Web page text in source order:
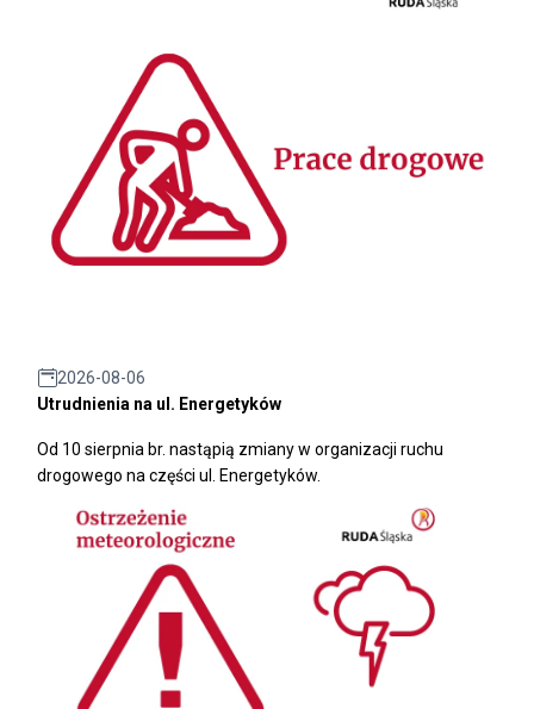
2026-08-06
Utrudnienia na ul. Energetyków
Od 10 sierpnia br. nastąpią zmiany w organizacji ruchu
drogowego na części ul. Energetyków.